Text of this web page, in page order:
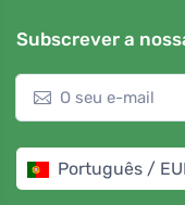
Subscrever a
Português /